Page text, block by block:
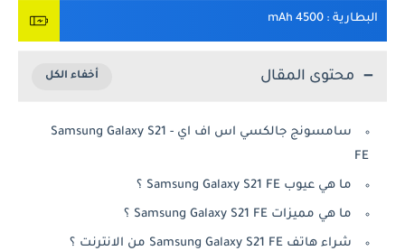
البطارية : 4500 mAh
محتوى المقال
سامسونج جالكسي اس اف اي - Samsung Galaxy S21
FE
ما هي عيوب Samsung Galaxy S21 FE ؟
ما هي مميزات Samsung Galaxy S21 FE ؟
شراء هاتف Samsung Galaxy S21 FE من الانترنت ؟